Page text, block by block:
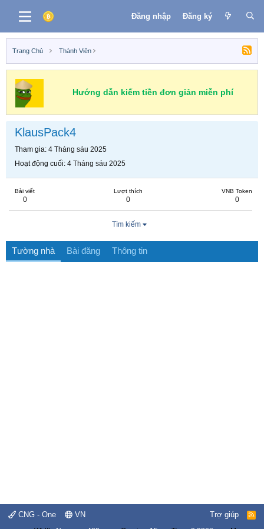
Đăng nhập Đăng ký
Trang Chủ Thành Viên
Hướng dẫn kiếm tiền đơn giản miễn phí
KlausPack4
Tham gia 4 Tháng sáu 2025
Hoạt động cuối 4 Tháng sáu 2025
Bài viết
0
Lượt thích
0
VNB Token
0
Tìm kiếm
Tường nhà Bài đăng Thông tin
CNG - One VN Trợ giúp
R